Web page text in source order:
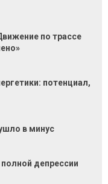
по трассе
потенциал,
в минус
депрессии